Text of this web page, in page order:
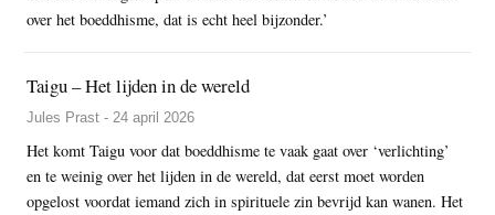
over het boeddhisme, dat is echt heel bijzonder.’
Taigu – Het lijden in de wereld
Jules Prast - 24 april 2026
Het komt Taigu voor dat boeddhisme te vaak gaat over ‘verlichting’
en te weinig over het lijden in de wereld, dat eerst moet worden
opgelost voordat iemand zich in spirituele zin bevrijd kan wanen. Het